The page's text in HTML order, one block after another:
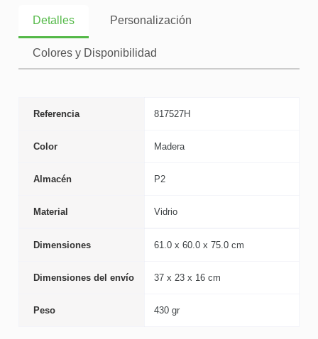
Detalles Personalización
Colores y Disponibilidad
Referencia 817527H
Color Madera
Almacén P2
Material Vidrio
Dimensiones 61.0 x 60.0 x 75.0 cm
Dimensiones del envío 37 x 23 x 16 cm
Peso 430 gr